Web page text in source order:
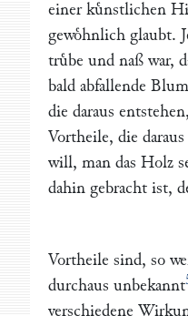
einer kuͤnstlichen
gewoͤhnlich glaubt.
truͤbe und naß war,
bald abfallende
die daraus
Vortheile, die
will, man das Holz
dahin gebracht ist,
Vortheile sind, so
durchaus unbekannt
verschiedene